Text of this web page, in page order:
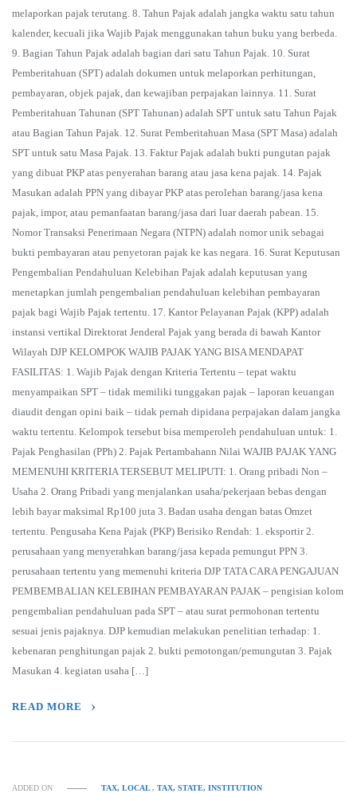
melaporkan pajak terutang. 8. Tahun Pajak adalah jangka waktu satu tahun
kalender, kecuali jika Wajib Pajak menggunakan tahun buku yang berbeda.
9. Bagian Tahun Pajak adalah bagian dari satu Tahun Pajak. 10. Surat
Pemberitahuan (SPT) adalah dokumen untuk melaporkan perhitungan,
pembayaran, objek pajak, dan kewajiban perpajakan lainnya. 11. Surat
Pemberitahuan Tahunan (SPT Tahunan) adalah SPT untuk satu Tahun Pajak
atau Bagian Tahun Pajak. 12. Surat Pemberitahuan Masa (SPT Masa) adalah
SPT untuk satu Masa Pajak. 13. Faktur Pajak adalah bukti pungutan pajak
yang dibuat PKP atas penyerahan barang atau jasa kena pajak. 14. Pajak
Masukan adalah PPN yang dibayar PKP atas perolehan barang/jasa kena
pajak, impor, atau pemanfaatan barang/jasa dari luar daerah pabean. 15.
Nomor Transaksi Penerimaan Negara (NTPN) adalah nomor unik sebagai
bukti pembayaran atau penyetoran pajak ke kas negara. 16. Surat Keputusan
Pengembalian Pendahuluan Kelebihan Pajak adalah keputusan yang
menetapkan jumlah pengembalian pendahuluan kelebihan pembayaran
pajak bagi Wajib Pajak tertentu. 17. Kantor Pelayanan Pajak (KPP) adalah
instansi vertikal Direktorat Jenderal Pajak yang berada di bawah Kantor
Wilayah DJP KELOMPOK WAJIB PAJAK YANG BISA MENDAPAT
FASILITAS: 1. Wajib Pajak dengan Kriteria Tertentu – tepat waktu
menyampaikan SPT – tidak memiliki tunggakan pajak – laporan keuangan
diaudit dengan opini baik – tidak pernah dipidana perpajakan dalam jangka
waktu tertentu. Kelompok tersebut bisa memperoleh pendahuluan untuk: 1.
Pajak Penghasilan (PPh) 2. Pajak Pertambahann Nilai WAJIB PAJAK YANG
MEMENUHI KRITERIA TERSEBUT MELIPUTI: 1. Orang pribadi Non –
Usaha 2. Orang Pribadi yang menjalankan usaha/pekerjaan bebas dengan
lebih bayar maksimal Rp100 juta 3. Badan usaha dengan batas Omzet
tertentu. Pengusaha Kena Pajak (PKP) Berisiko Rendah: 1. eksportir 2.
perusahaan yang menyerahkan barang/jasa kepada pemungut PPN 3.
perusahaan tertentu yang memenuhi kriteria DJP TATA CARA PENGAJUAN
PEMBEMBALIAN KELEBIHAN PEMBAYARAN PAJAK – pengisian kolom
pengembalian pendahuluan pada SPT – atau surat permohonan tertentu
sesuai jenis pajaknya. DJP kemudian melakukan penelitian terhadap: 1.
kebenaran penghitungan pajak 2. bukti pemotongan/pemungutan 3. Pajak
Masukan 4. kegiatan usaha […]
READ MORE
ADDED ON TAX, LOCAL,TAX, STATE, INSTITUTION